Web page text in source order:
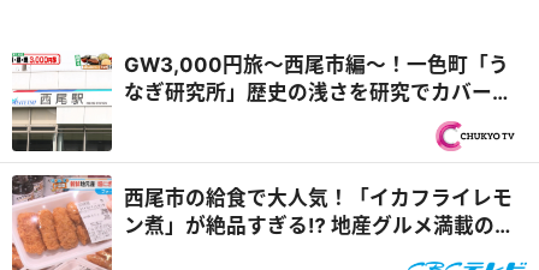
GW3,000円旅～西尾市編～！一色町「う
なぎ研究所」歴史の浅さを研究でカバー！
＆矢曽根町「とんかつ処 たけ家 とんとん」
有名精肉店が西尾の新名物を開発！？『PS
西尾市の給食で大人気！「イカフライレモ
ン煮」が絶品すぎる⁉ 地産グルメ満載の